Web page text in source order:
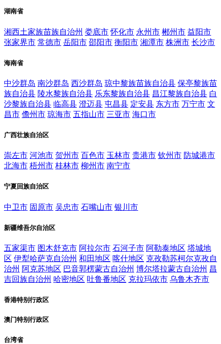
湖南省
湘西土家族苗族自治州 娄底市 怀化市 永州市 郴州市 益阳市
张家界市 常德市 岳阳市 邵阳市 衡阳市 湘潭市 株洲市 长沙市
海南省
中沙群岛 南沙群岛 西沙群岛 琼中黎族苗族自治县 保亭黎族苗
族自治县 陵水黎族自治县 乐东黎族自治县 昌江黎族自治县 白
沙黎族自治县 临高县 澄迈县 屯昌县 定安县 东方市 万宁市 文
昌市 儋州市 琼海市 五指山市 三亚市 海口市
广西壮族自治区
崇左市 河池市 贺州市 百色市 玉林市 贵港市 钦州市 防城港市
北海市 梧州市 桂林市 柳州市 南宁市
宁夏回族自治区
中卫市 固原市 吴忠市 石嘴山市 银川市
新疆维吾尔自治区
五家渠市 图木舒克市 阿拉尔市 石河子市 阿勒泰地区 塔城地
区 伊犁哈萨克自治州 和田地区 喀什地区 克孜勒苏柯尔克孜自
治州 阿克苏地区 巴音郭楞蒙古自治州 博尔塔拉蒙古自治州 昌
吉回族自治州 哈密地区 吐鲁番地区 克拉玛依市 乌鲁木齐市
香港特别行政区
澳门特别行政区
台湾省